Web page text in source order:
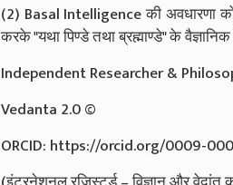
(2) Basal Intelligence की अवधारणा
करके "यथा पिण्डे तथा ब्रह्माण्डे" के वैज्ञानिक
Independent Researcher &
Vedanta 2.0 ©
ORCID: https://orcid.org/0009-